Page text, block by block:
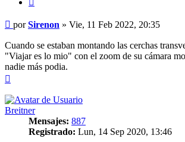
Mensaje
porSirenon » Vie, 11 Feb 2022, 20:35
Cuando se estaban montando las cerchas
"Viajar es lo mio" con el zoom de su cámara
nadie más podia.
Breitner
Mensajes: 887
Registrado: Lun, 14 Sep 2020, 13:46